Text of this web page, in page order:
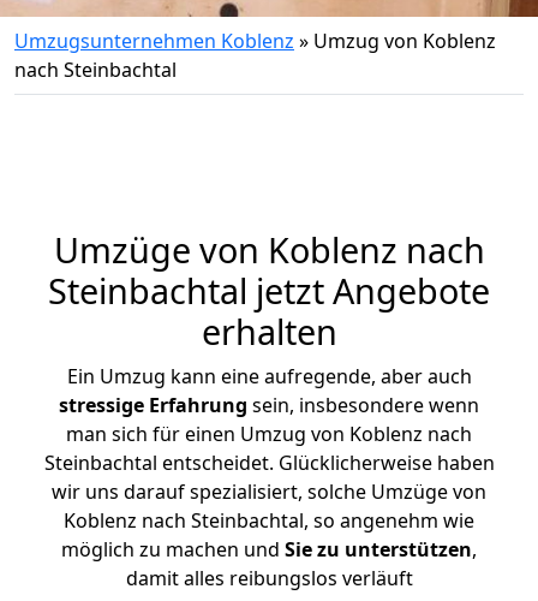
Umzugsunternehmen Koblenz » Umzug von Koblenz
nach Steinbachtal
Umzüge von Koblenz nach
Steinbachtal jetzt Angebote
erhalten
Ein Umzug kann eine aufregende, aber auch
stressige Erfahrung sein, insbesondere wenn
man sich für einen Umzug von Koblenz nach
Steinbachtal entscheidet. Glücklicherweise haben
wir uns darauf spezialisiert, solche Umzüge von
Koblenz nach Steinbachtal, so angenehm wie
möglich zu machen und Sie zu unterstützen,
damit alles reibungslos verläuft